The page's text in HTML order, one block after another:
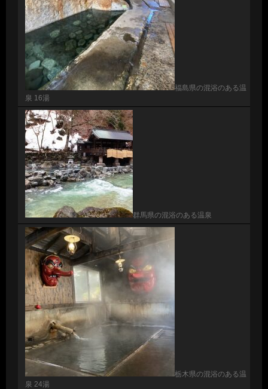
福島県の混浴のある温
泉 16湯
群馬県の混浴のある温泉
栃木県の混浴のある温
泉 24湯